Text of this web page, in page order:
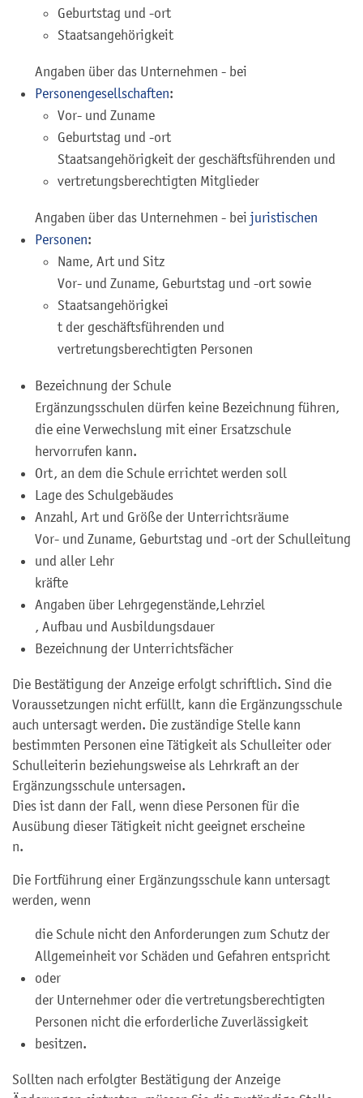
Geburtstag und -ort
Staatsangehörigkeit
Angaben über das Unternehmen - bei
Personengesellschaften:
Vor- und Zuname
Geburtstag und -ort
Staatsangehörigkeit der geschäftsführenden und
vertretungsberechtigten Mitglieder
Angaben über das Unternehmen - bei juristischen
Personen:
Name, Art und Sitz
Vor- und Zuname, Geburtstag und -ort sowie
Staatsangehörigkei
t der geschäftsführenden und
vertretungsberechtigten Personen
Bezeichnung der Schule
Ergänzungsschulen dürfen keine Bezeichnung führen,
die eine Verwechslung mit einer Ersatzschule
hervorrufen kann.
Ort, an dem die Schule errichtet werden soll
Lage des Schulgebäudes
Anzahl, Art und Größe der Unterrichtsräume
Vor- und Zuname, Geburtstag und -ort der Schulleitung
und aller Lehr
kräfte
Angaben über Lehrgegenstände,Lehrziel
, Aufbau und Ausbildungsdauer
Bezeichnung der Unterrichtsfächer
Die Bestätigung der Anzeige erfolgt schriftlich. Sind die
Voraussetzungen nicht erfüllt, kann die Ergänzungsschule
auch untersagt werden. Die zuständige Stelle kann
bestimmten Personen eine Tätigkeit als Schulleiter oder
Schulleiterin beziehungsweise als Lehrkraft an der
Ergänzungsschule untersagen.
Dies ist dann der Fall, wenn diese Personen für die
Ausübung dieser Tätigkeit nicht geeignet erscheine
n.
Die Fortführung einer Ergänzungsschule kann untersagt
werden, wenn
die Schule nicht den Anforderungen zum Schutz der
Allgemeinheit vor Schäden und Gefahren entspricht
oder
der Unternehmer oder die vertretungsberechtigten
Personen nicht die erforderliche Zuverlässigkeit
besitzen.
Sollten nach erfolgter Bestätigung der Anzeige